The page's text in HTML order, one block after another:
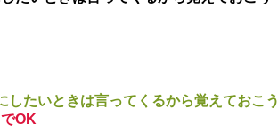
たいときは言ってくるから覚えておこう
OK